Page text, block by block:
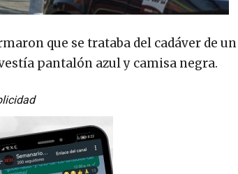
que se trataba del cadáver de
pantalón azul y camisa negra.